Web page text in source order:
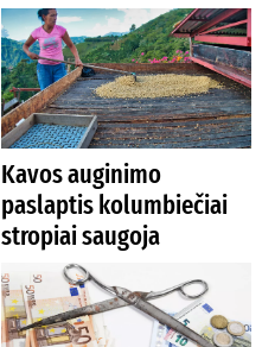
Kavos auginimo
paslaptis kolumbiečiai
stropiai saugoja